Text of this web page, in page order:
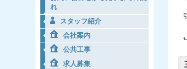
れ
スタッフ紹介
会社案内
公共工事
求人募集